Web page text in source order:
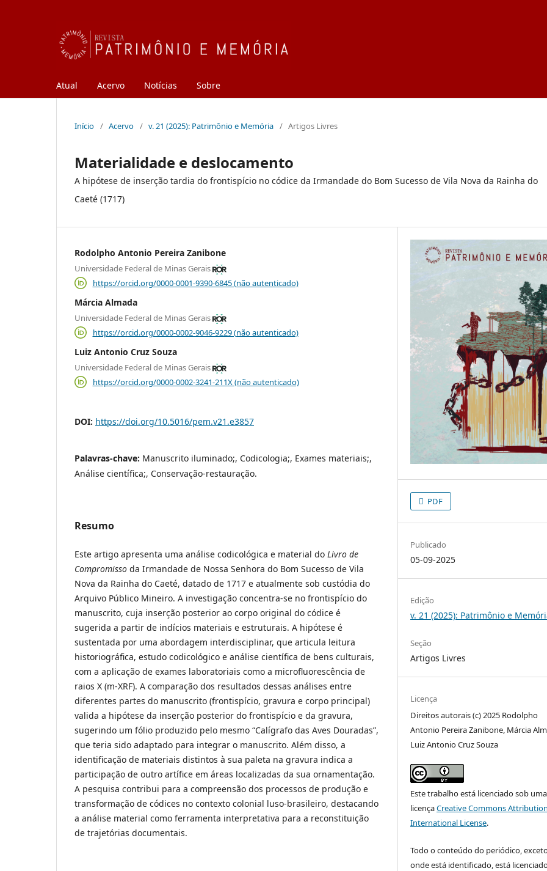
Atual Acervo Notícias Sobre
Início / Acervo / v. 21 (2025): Patrimônio e Memória / Artigos Livres
Materialidade e deslocamento
A hipótese de inserção tardia do frontispício no códice da Irmandade do Bom Sucesso de Vila Nova da Rainha do
Caeté (1717)
Rodolpho Antonio Pereira Zanibone
Universidade Federal de Minas Gerais
https://orcid.org/0000-0001-9390-6845 (não autenticado)
Márcia Almada
Universidade Federal de Minas Gerais
https://orcid.org/0000-0002-9046-9229 (não autenticado)
Luiz Antonio Cruz Souza
Universidade Federal de Minas Gerais
https://orcid.org/0000-0002-3241-211X (não autenticado)
DOI: https://doi.org/10.5016/pem.v21.e3857
Palavras-chave: Manuscrito iluminado;, Codicologia;, Exames materiais;,
Análise científica;, Conservação-restauração.
Resumo
Este artigo apresenta uma análise codicológica e material do Livro de
Compromisso da Irmandade de Nossa Senhora do Bom Sucesso de Vila
Nova da Rainha do Caeté, datado de 1717 e atualmente sob custódia do
Arquivo Público Mineiro. A investigação concentra-se no frontispício do
manuscrito, cuja inserção posterior ao corpo original do códice é
sugerida a partir de indícios materiais e estruturais. A hipótese é
sustentada por uma abordagem interdisciplinar, que articula leitura
historiográfica, estudo codicológico e análise científica de bens culturais,
com a aplicação de exames laboratoriais como a microfluorescência de
raios X (m-XRF). A comparação dos resultados dessas análises entre
diferentes partes do manuscrito (frontispício, gravura e corpo principal)
valida a hipótese da inserção posterior do frontispício e da gravura,
sugerindo um fólio produzido pelo mesmo “Calígrafo das Aves Douradas”,
que teria sido adaptado para integrar o manuscrito. Além disso, a
identificação de materiais distintos à sua paleta na gravura indica a
participação de outro artífice em áreas localizadas da sua ornamentação.
A pesquisa contribui para a compreensão dos processos de produção e
transformação de códices no contexto colonial luso-brasileiro, destacando
a análise material como ferramenta interpretativa para a reconstituição
de trajetórias documentais.
PDF
Publicado
05-09-2025
Edição
v. 21 (2025): Patrimônio e
Seção
Artigos Livres
Licença
Direitos autorais (c) 2025 Rodolpho
Antonio Pereira Zanibone, Márcia
Luiz Antonio Cruz Souza
Este trabalho está licenciado sob uma
licençaCreative Commons
International License.
Todo o conteúdo do periódico,
onde está identificado, está